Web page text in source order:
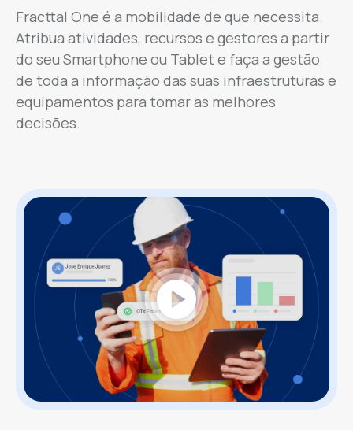
Fracttal One é a mobilidade de que necessita.
Atribua atividades, recursos e gestores a partir
do seu Smartphone ou Tablet e faça a gestão
de toda a informação das suas infraestruturas e
equipamentos para tomar as melhores
decisões.
play_circle